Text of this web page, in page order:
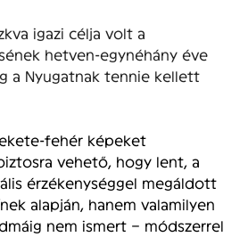
igazi célja volt a
hetven-egynéhány éve
a Nyugatnak tennie kellett
fehér képeket
vehető, hogy lent, a
érzékenységgel megáldott
alapján, hanem valamilyen
nem ismert – módszerrel